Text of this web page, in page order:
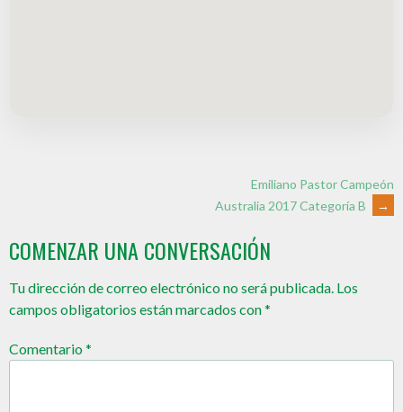
Emiliano Pastor Campeón
Australia 2017 Categoría B
→
COMENZAR UNA CONVERSACIÓN
Tu dirección de correo electrónico no será publicada. Los
campos obligatorios están marcados con*
Comentario*